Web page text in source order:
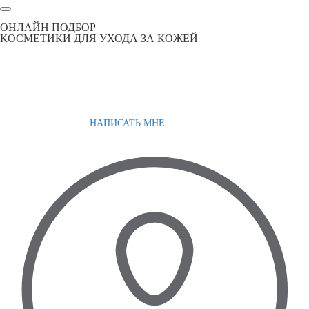
ОНЛАЙН ПОДБОР
КОСМЕТИКИ ДЛЯ УХОДА ЗА КОЖЕЙ
НАПИСАТЬ МНЕ